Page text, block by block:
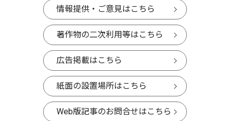
情報提供・ご意見はこちら
著作物の二次利用等はこちら
広告掲載はこちら
紙面の設置場所はこちら
Web版記事のお問合せはこちら